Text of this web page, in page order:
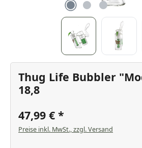
Thug Life Bubbler
18,8
47,99 €
Preise inkl. MwSt., zzgl. Versand